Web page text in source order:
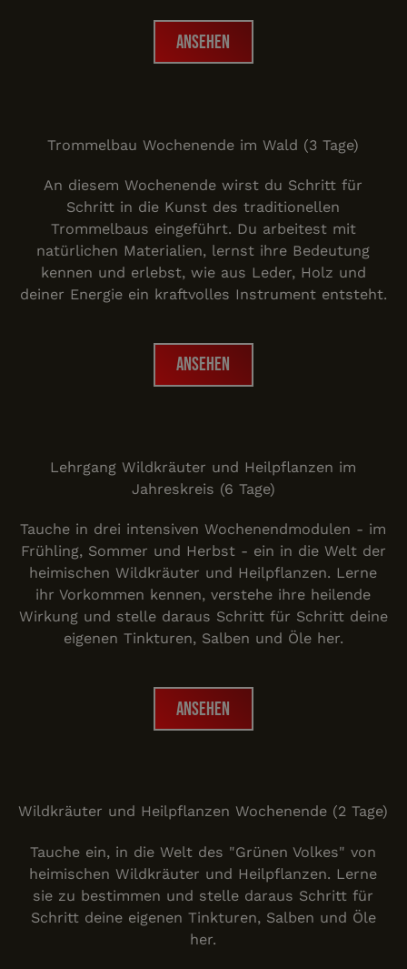
Ansehen
Trommelbau Wochenende im Wald (3 Tage)
An diesem Wochenende wirst du Schritt für
Schritt in die Kunst des traditionellen
Trommelbaus eingeführt. Du arbeitest mit
natürlichen Materialien, lernst ihre Bedeutung
kennen und erlebst, wie aus Leder, Holz und
deiner Energie ein kraftvolles Instrument entsteht.
Ansehen
Lehrgang Wildkräuter und Heilpflanzen im
Jahreskreis (6 Tage)
Tauche in drei intensiven Wochenendmodulen - im
Frühling, Sommer und Herbst - ein in die Welt der
heimischen Wildkräuter und Heilpflanzen. Lerne
ihr Vorkommen kennen, verstehe ihre heilende
Wirkung und stelle daraus Schritt für Schritt deine
eigenen Tinkturen, Salben und Öle her.
Ansehen
Wildkräuter und Heilpflanzen Wochenende (2 Tage)
Tauche ein, in die Welt des "Grünen Volkes" von
heimischen Wildkräuter und Heilpflanzen. Lerne
sie zu bestimmen und stelle daraus Schritt für
Schritt deine eigenen Tinkturen, Salben und Öle
her.